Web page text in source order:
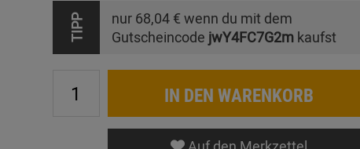
TIPP nur 68,04 € wenn du mit dem
Gutscheincode jwY4FC7G2mkaufst
IN DEN WARENKORB